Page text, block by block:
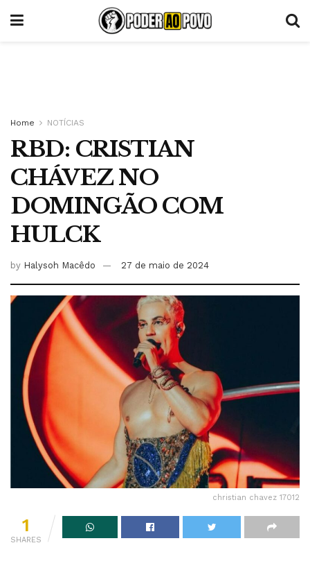
Home NOTÍCIAS
RBD: CRISTIAN
CHÁVEZ NO
DOMINGÃO COM
HULCK
by Halysoh Macêdo 27 de maio de 2024
christian chavez 17012
1
SHARES